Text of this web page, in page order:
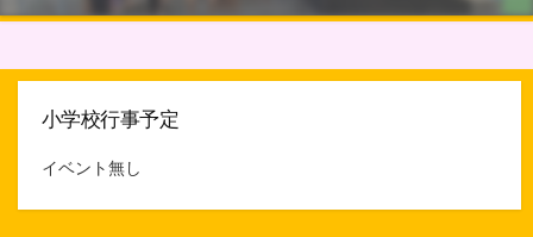
小学校行事予定
イベント無し